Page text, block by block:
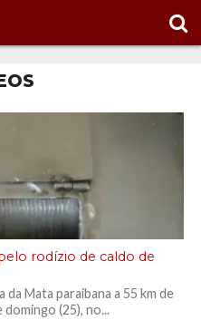
rodízio de caldo de
da Mata paraibana a 55 km de
(25), no...